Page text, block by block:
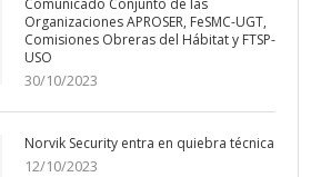
Comunicado Conjunto de las
Organizaciones APROSER, FeSMC-UGT,
Comisiones Obreras del Hábitat y FTSP-
USO
30/10/2023
Norvik Security entra en quiebra técnica
12/10/2023